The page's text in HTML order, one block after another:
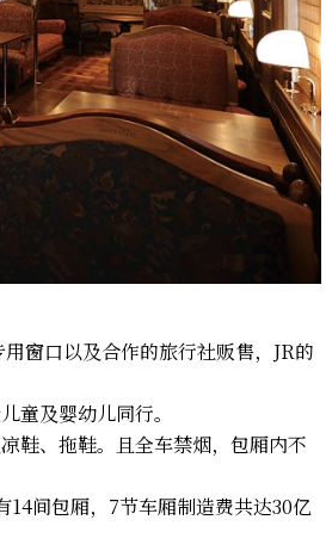
窗口以及合作的旅行社贩售，JR的
童及婴幼儿同行。
鞋、拖鞋。且全车禁烟，包厢内不
间包厢，7节车厢制造费共达30亿